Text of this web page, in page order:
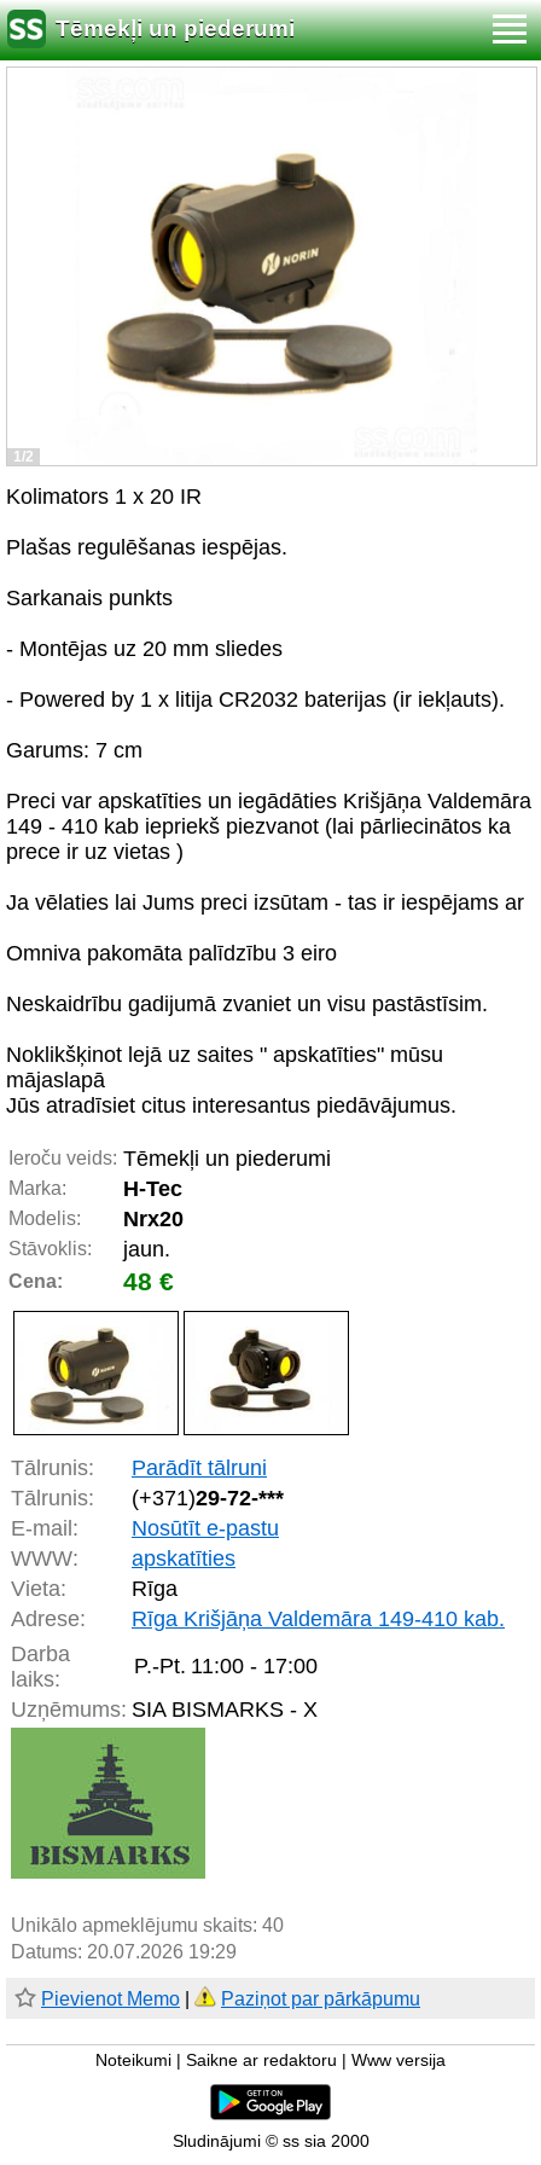
Tēmekļi un piederumi
1/2
Kolimators 1 x 20 IR
Plašas regulēšanas iespējas.
Sarkanais punkts
- Montējas uz 20 mm sliedes
- Powered by 1 x litija CR2032 baterijas (ir iekļauts).
Garums: 7 cm
Preci var apskatīties un iegādāties Krišjāņa Valdemāra
149 - 410 kab iepriekš piezvanot (lai pārliecinātos ka
prece ir uz vietas )
Ja vēlaties lai Jums preci izsūtam - tas ir iespējams ar
Omniva pakomāta palīdzību 3 eiro
Neskaidrību gadijumā zvaniet un visu pastāstīsim.
Noklikšķinot lejā uz saites " apskatīties" mūsu
mājaslapā
Jūs atradīsiet citus interesantus piedāvājumus.
Ieroču veids: Tēmekļi un piederumi
Marka: H-Tec
Modelis: Nrx20
Stāvoklis: jaun.
Cena: 48 €
Tālrunis:
Parādīt tālruni
Tālrunis:
(+371)29-72-***
E-mail:
Nosūtīt e-pastu
WWW:
apskatīties
Vieta:
Rīga
Adrese:
Rīga Krišjāņa Valdemāra 149-410 kab.
Darba
laiks:
P.-Pt. 11:00 - 17:00
Uzņēmums: SIA BISMARKS - X
Unikālo apmeklējumu skaits: 40
Datums: 20.07.2026 19:29
Pievienot Memo Paziņot par pārkāpumu
Noteikumi Saikne ar redaktoru Www versija
Sludinājumi © ss sia 2000